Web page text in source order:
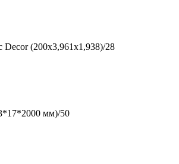
Decor (200x3,961x1,938)/28
мм)/50